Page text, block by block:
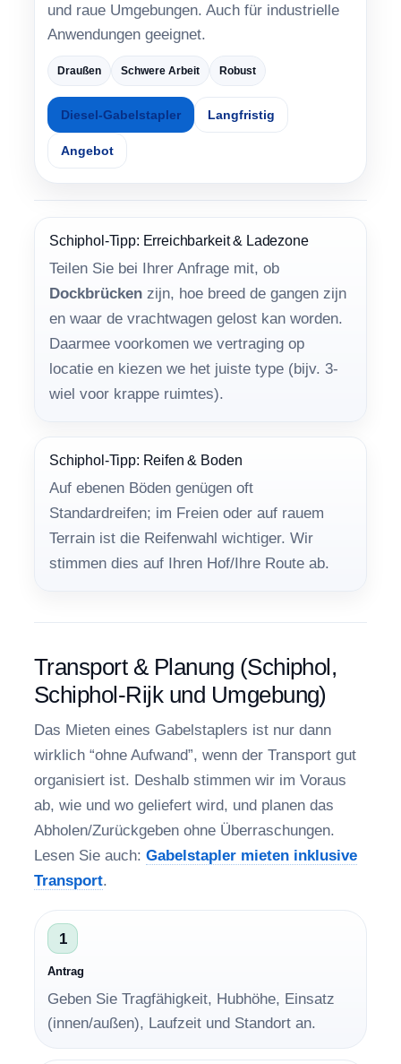
und raue Umgebungen. Auch für industrielle
Anwendungen geeignet.
Draußen Schwere Arbeit Robust
Diesel-Gabelstapler Langfristig
Angebot
Schiphol-Tipp: Erreichbarkeit & Ladezone
Teilen Sie bei Ihrer Anfrage mit, ob
Dockbrücken zijn, hoe breed de gangen zijn
en waar de vrachtwagen gelost kan worden.
Daarmee voorkomen we vertraging op
locatie en kiezen we het juiste type (bijv. 3-
wiel voor krappe ruimtes).
Schiphol-Tipp: Reifen & Boden
Auf ebenen Böden genügen oft
Standardreifen; im Freien oder auf rauem
Terrain ist die Reifenwahl wichtiger. Wir
stimmen dies auf Ihren Hof/Ihre Route ab.
Transport & Planung (Schiphol,
Schiphol-Rijk und Umgebung)
Das Mieten eines Gabelstaplers ist nur dann
wirklich “ohne Aufwand”, wenn der Transport gut
organisiert ist. Deshalb stimmen wir im Voraus
ab, wie und wo geliefert wird, und planen das
Abholen/Zurückgeben ohne Überraschungen.
Lesen Sie auch: Gabelstapler mieten inklusive
Transport.
1
Antrag
Geben Sie Tragfähigkeit, Hubhöhe, Einsatz
(innen/außen), Laufzeit und Standort an.